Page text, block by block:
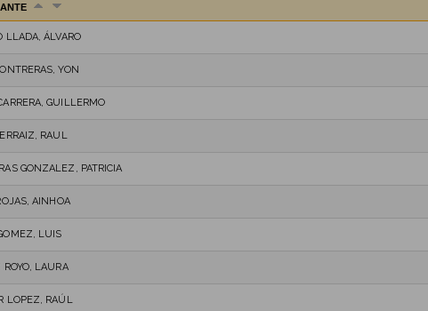
LLADA, ÁLVARO
YON
GUILLERMO
RAUL
GONZALEZ, PATRICIA
AINHOA
LUIS
ROYO, LAURA
LOPEZ, RAÚL